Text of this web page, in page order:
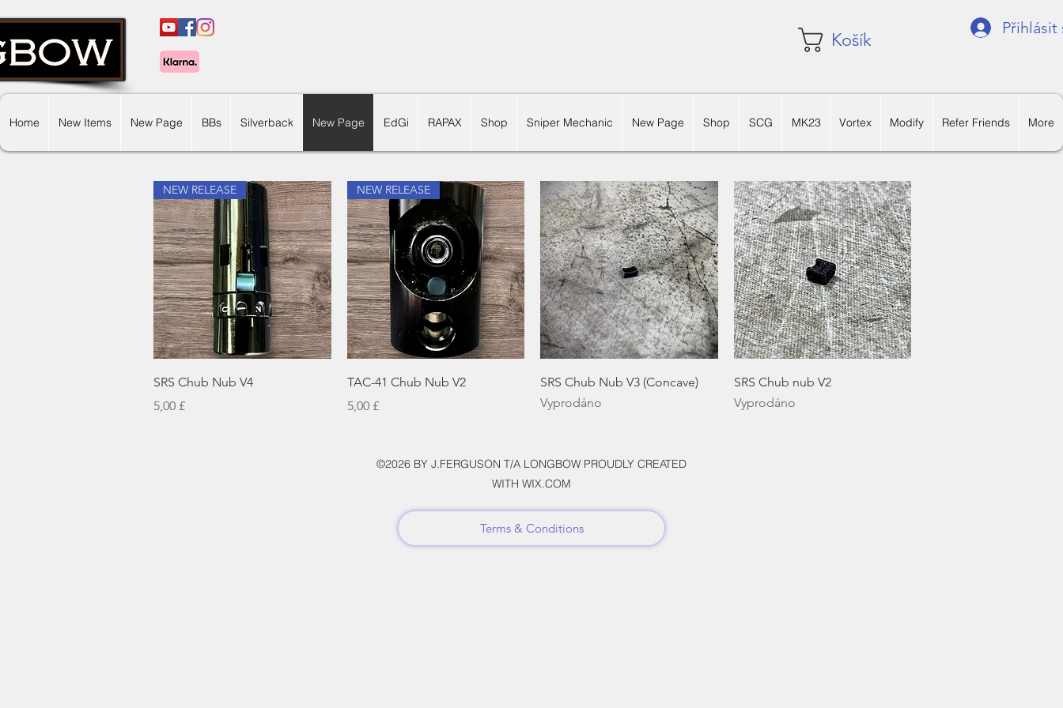
Košík
Přihlásit
Home New Items New Page BBs Silverback New Page EdGi RAPAX Shop Sniper Mechanic New Page Shop SCG MK23 Vortex Modify Refer Friends More
Rychlý náhled
NEW RELEASE
SRS Chub Nub V4
Cena
5,00 £
Rychlý náhled
NEW RELEASE
TAC-41 Chub Nub V2
Cena
5,00 £
Rychlý náhled
SRS Chub Nub V3 (Concave)
Vyprodáno
Rychlý náhled
SRS Chub nub V2
Vyprodáno
©2026 BY J.FERGUSON T/A LONGBOW PROUDLY CREATED
WITH WIX.COM
Terms & Conditions